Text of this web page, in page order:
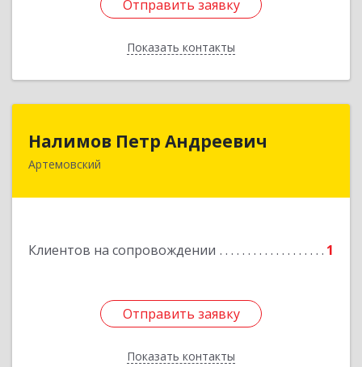
Отправить заявку
Показать контакты
Отправить заявку
Назад
Налимов Петр Андреевич
Артемовский
Клиентов на сопровождении 1
Отправить заявку
Показать контакты
623780, Свердловская обл, Артемовский г,
Отправить заявку
Назад